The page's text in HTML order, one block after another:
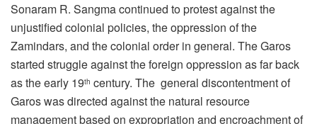
Sonaram R. Sangma continued to protest against the
unjustified colonial policies, the oppression of the
Zamindars, and the colonial order in general. The Garos
started struggle against the foreign oppression as far back
as the early 19th century. The general discontentment of
Garos was directed against the natural resource
management based on expropriation and encroachment of